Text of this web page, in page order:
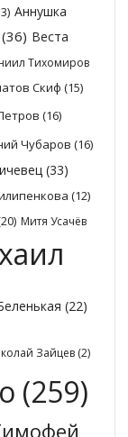
Аннушка
(36) Веста
Тихомиров
Скиф (15)
(16)
Чубаров (16)
(33)
(12)
Митя Усачёв
(22)
Зайцев (2)
(259)